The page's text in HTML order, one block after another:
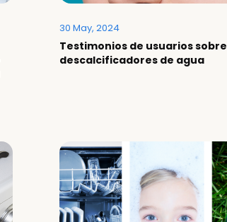
30 May, 2024
Testimonios de usuarios sobre
descalcificadores de agua